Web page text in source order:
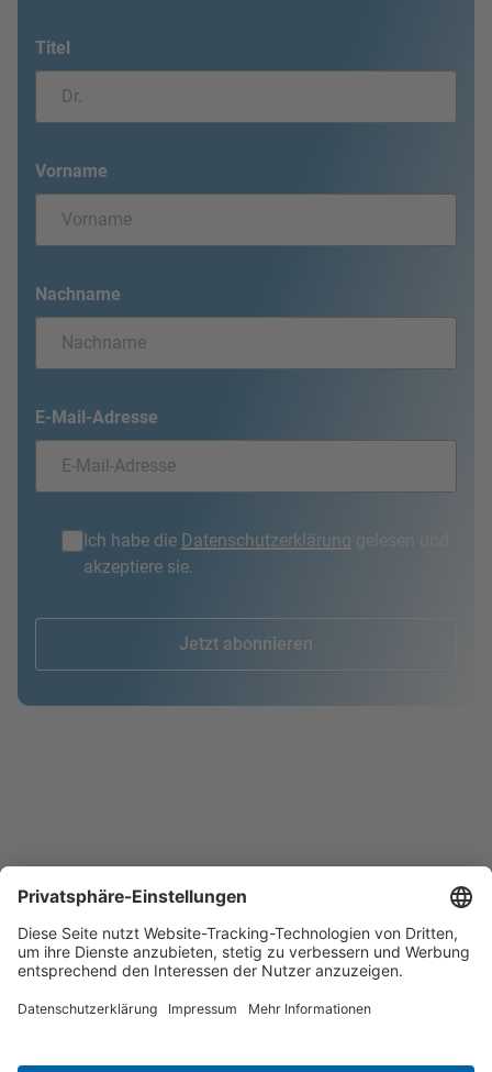
Titel
Vorname
Nachname
E-Mail-Adresse
Ich habe die Datenschutzerklärung gelesen und
akzeptiere sie.
Jetzt abonnieren